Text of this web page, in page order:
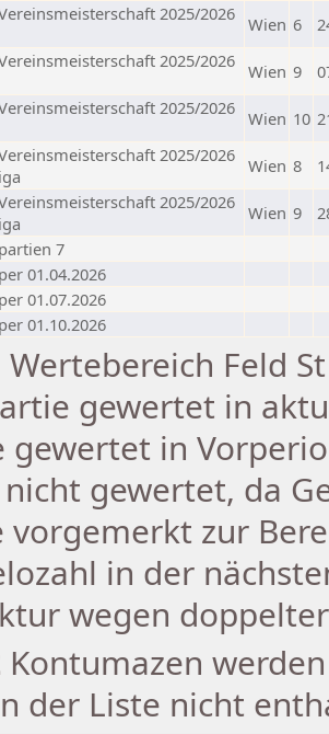
2025/2026 Wien 6
2025/2026 Wien 9
2025/2026 Wien 10
2025/2026 Wien 8
2025/2026 Wien 9
7
01.04.2026
01.07.2026
01.10.2026
Wertebereich Feld
gewertet in
gewertet in
gewertet, da
vorgemerkt zur
in der
wegen
Kontumazen
der Liste nicht